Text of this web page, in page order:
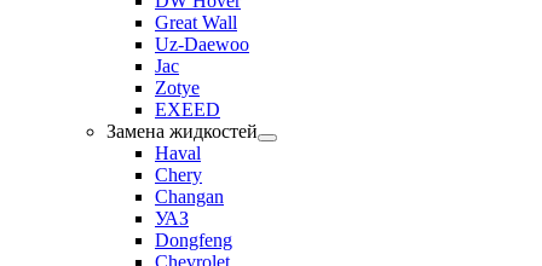
Great Wall
Uz-Daewoo
Jac
Zotye
EXEED
Замена жидкостей
Haval
Chery
Changan
УАЗ
Dongfeng
Chevrolet